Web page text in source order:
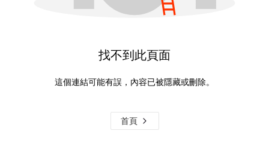
找不到此頁面
這個連結可能有誤，內容已被隱藏或刪除。
首頁